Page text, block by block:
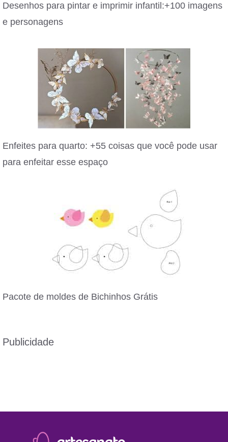
Desenhos para pintar e imprimir infantil:+100 imagens
e personagens
Enfeites para quarto: +55 coisas que você pode usar
para enfeitar esse espaço
Pacote de moldes de Bichinhos Grátis
Publicidade